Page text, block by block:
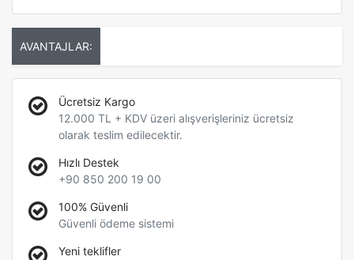
AVANTAJLAR:
Ücretsiz Kargo
12.000 TL + KDV üzeri alışverişleriniz ücretsiz
olarak teslim edilecektir.
Hızlı Destek
+90 850 200 19 00
100% Güvenli
Güvenli ödeme sistemi
Yeni teklifler